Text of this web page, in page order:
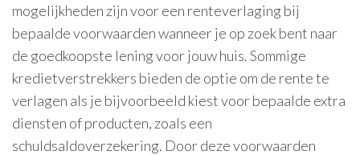
mogelijkheden zijn voor een renteverlaging bij
bepaalde voorwaarden wanneer je op zoek bent naar
de goedkoopste lening voor jouw huis. Sommige
kredietverstrekkers bieden de optie om de rente te
verlagen als je bijvoorbeeld kiest voor bepaalde extra
diensten of producten, zoals een
schuldsaldoverzekering. Door deze voorwaarden